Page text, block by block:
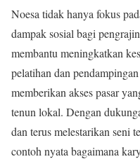
Noesa tidak hanya fokus
dampak sosial bagi
membantu meningkatkan
pelatihan dan
memberikan akses pasar
tenun lokal. Dengan
dan terus melestarikan seni
contoh nyata bagaimana